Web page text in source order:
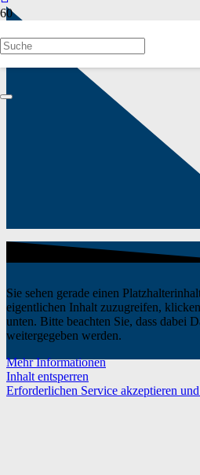
Sie sehen gerade einen
eigentlichen Inhalt zuzugreifen,
unten. Bitte beachten Sie, dass dabei
weitergegeben werden.
Mehr Informationen
Inhalt entsperren
Erforderlichen Service akzeptieren